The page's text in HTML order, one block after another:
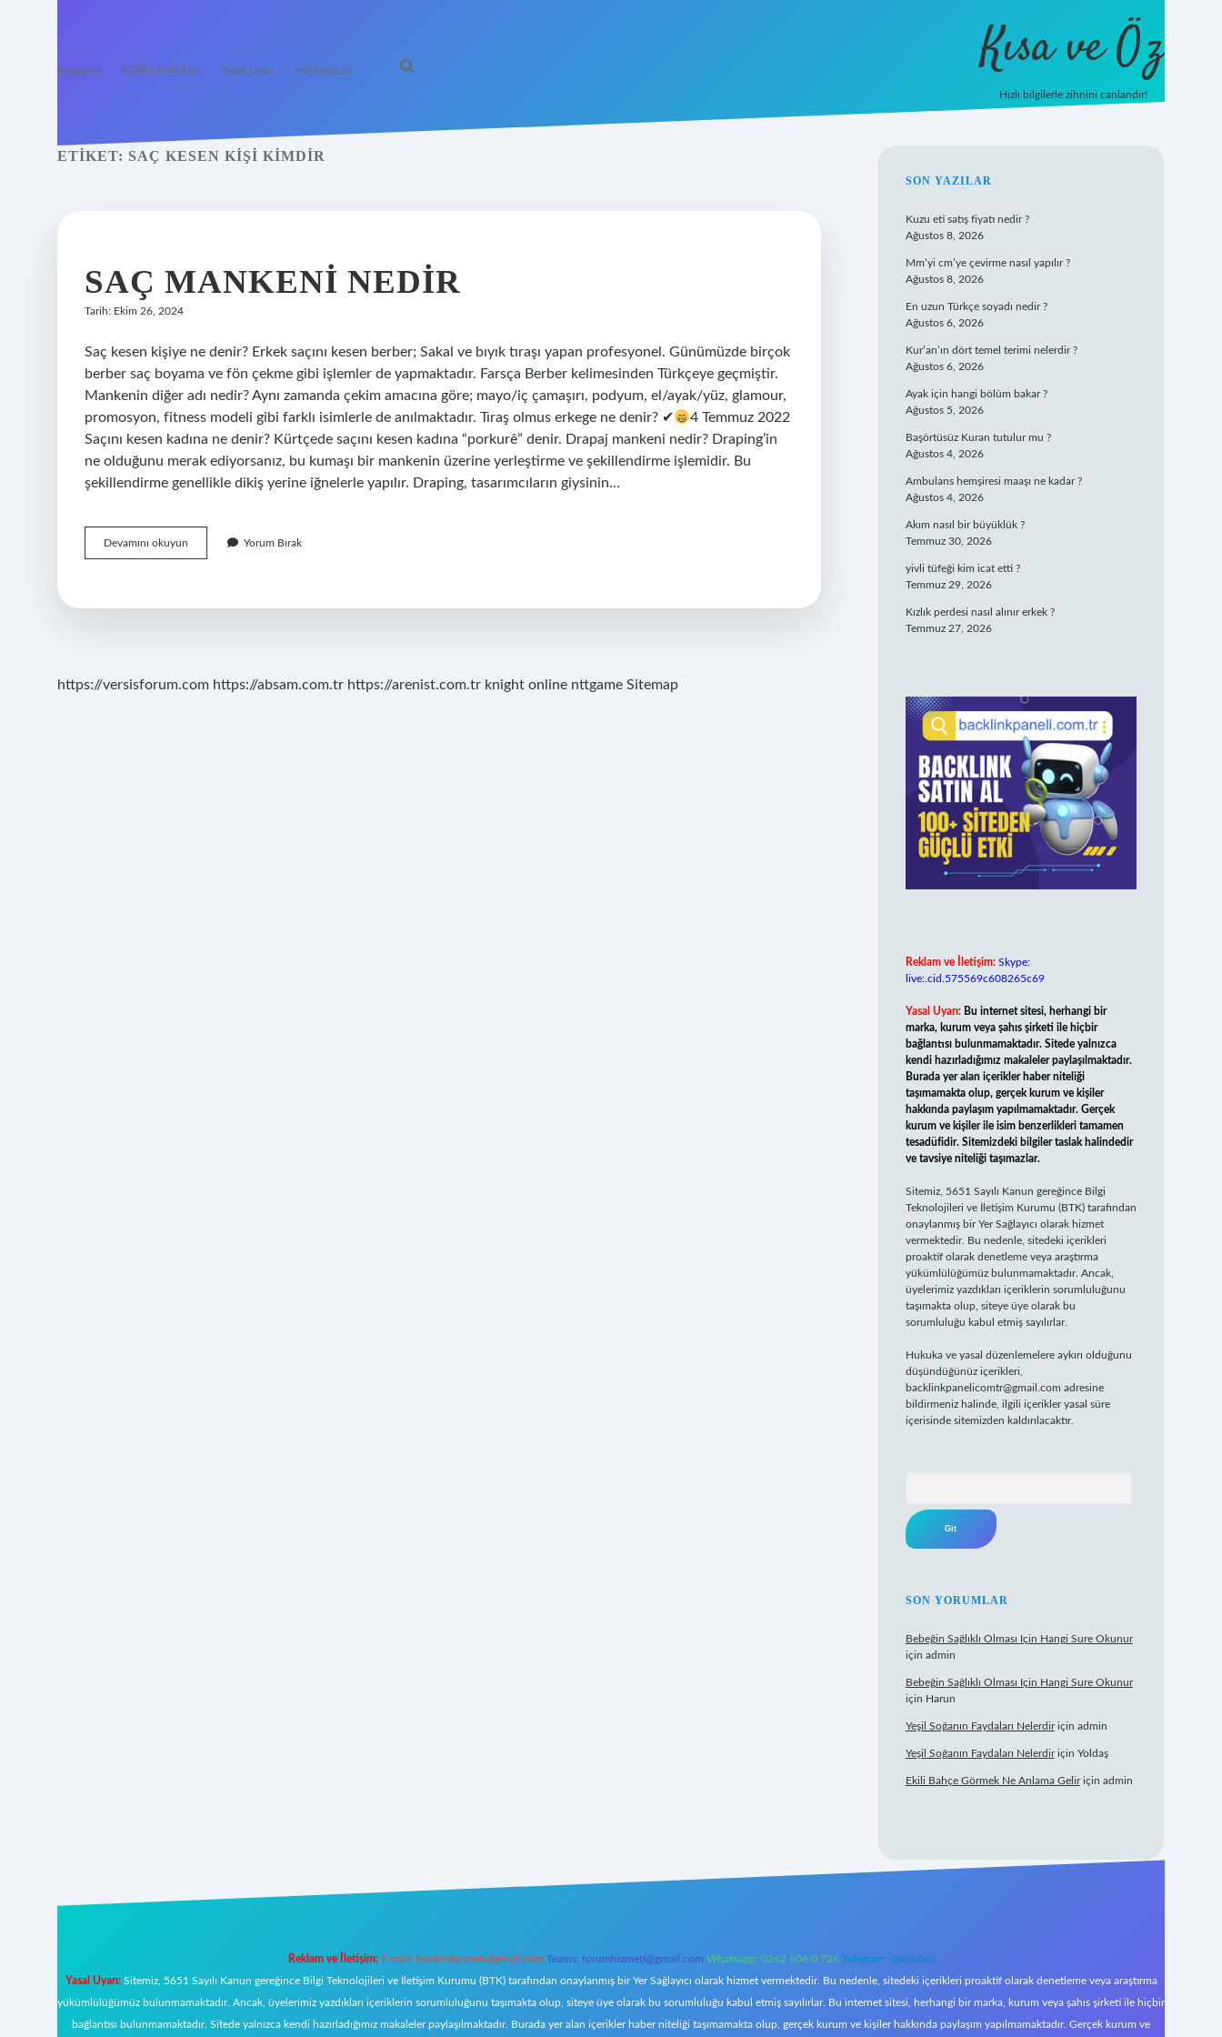
Anasayfa Gizlilik Politikası Yasal Uyarı Hakkımızda Kısa ve Öz
Hızlı bilgilerle zihnini canlandır!
ETIKET: SAÇ KESEN KIŞI KIMDIR
SAÇ MANKENI NEDIR
Tarih: Ekim 26, 2024
Saç kesen kişiye ne denir? Erkek saçını kesen berber; Sakal ve bıyık tıraşı yapan profesyonel. Günümüzde birçok
berber saç boyama ve fön çekme gibi işlemler de yapmaktadır. Farsça Berber kelimesinden Türkçeye geçmiştir.
Mankenin diğer adı nedir? Aynı zamanda çekim amacına göre; mayo/iç çamaşırı, podyum, el/ayak/yüz, glamour,
promosyon, fitness modeli gibi farklı isimlerle de anılmaktadır. Tıraş olmus erkege ne denir? ✔
4 Temmuz 2022
Saçını kesen kadına ne denir? Kürtçede saçını kesen kadına “porkurê” denir. Drapaj mankeni nedir? Draping’in
ne olduğunu merak ediyorsanız, bu kumaşı bir mankenin üzerine yerleştirme ve şekillendirme işlemidir. Bu
şekillendirme genellikle dikiş yerine iğnelerle yapılır. Draping, tasarımcıların giysinin…
Devamını okuyun
Mankeni
Yorum Bırak
https://versisforum.com https://absam.com.tr https://arenist.com.tr knight online nttgame Sitemap
SIDEBAR
SON YAZILAR
Kuzu eti satış fiyatı nedir ?
Ağustos 8, 2026
Mm’yi cm’ye çevirme nasıl yapılır ?
Ağustos 8, 2026
En uzun Türkçe soyadı nedir ?
Ağustos 6, 2026
Kur’an’ın dört temel terimi nelerdir ?
Ağustos 6, 2026
Ayak için hangi bölüm bakar ?
Ağustos 5, 2026
Başörtüsüz Kuran tutulur mu ?
Ağustos 4, 2026
Ambulans hemşiresi maaşı ne kadar ?
Ağustos 4, 2026
Akım nasıl bir büyüklük ?
Temmuz 30, 2026
yivli tüfeği kim icat etti ?
Temmuz 29, 2026
Kızlık perdesi nasıl alınır erkek ?
Temmuz 27, 2026
Reklam ve İletişim: Skype:
live:.cid.575569c608265c69
Yasal Uyarı: Bu internet sitesi, herhangi bir
marka, kurum veya şahıs şirketi ile hiçbir
bağlantısı bulunmamaktadır. Sitede yalnızca
kendi hazırladığımız makaleler paylaşılmaktadır.
Burada yer alan içerikler haber niteliği
taşımamakta olup, gerçek kurum ve kişiler
hakkında paylaşım yapılmamaktadır. Gerçek
kurum ve kişiler ile isim benzerlikleri tamamen
tesadüfidir. Sitemizdeki bilgiler taslak halindedir
ve tavsiye niteliği taşımazlar.
Sitemiz, 5651 Sayılı Kanun gereğince Bilgi
Teknolojileri ve İletişim Kurumu (BTK) tarafından
onaylanmış bir Yer Sağlayıcı olarak hizmet
vermektedir. Bu nedenle, sitedeki içerikleri
proaktif olarak denetleme veya araştırma
yükümlülüğümüz bulunmamaktadır. Ancak,
üyelerimiz yazdıkları içeriklerin sorumluluğunu
taşımakta olup, siteye üye olarak bu
sorumluluğu kabul etmiş sayılırlar.
Hukuka ve yasal düzenlemelere aykırı olduğunu
düşündüğünüz içerikleri,
backlinkpanelicomtr@gmail.com adresine
bildirmeniz halinde, ilgili içerikler yasal süre
içerisinde sitemizden kaldırılacaktır.
SON YORUMLAR
Bebeğin Sağlıklı Olması Için Hangi Sure Okunur
için admin
Bebeğin Sağlıklı Olması Için Hangi Sure Okunur
için Harun
Yeşil Soğanın Faydaları Nelerdiriçin admin
Yeşil Soğanın Faydaları Nelerdiriçin Yoldaş
Ekili Bahçe Görmek Ne Anlama Geliriçin admin
Reklam ve İletişim: E-mail: backlinkpaneli@gmail.com Teams: forumhizmeti@gmail.com Whatsapp: 0262 606 0 726 Telegram: @karabul
Yasal Uyarı:Sitemiz, 5651 Sayılı Kanun gereğince Bilgi Teknolojileri ve İletişim Kurumu (BTK) tarafından onaylanmış bir Yer Sağlayıcı olarak hizmet vermektedir. Bu nedenle, sitedeki içerikleri proaktif olarak denetleme veya araştırma
yükümlülüğümüz bulunmamaktadır. Ancak, üyelerimiz yazdıkları içeriklerin sorumluluğunu taşımakta olup, siteye üye olarak bu sorumluluğu kabul etmiş sayılırlar. Bu internet sitesi, herhangi bir marka, kurum veya şahıs şirketi ile hiçbir
bağlantısı bulunmamaktadır. Sitede yalnızca kendi hazırladığımız makaleler paylaşılmaktadır. Burada yer alan içerikler haber niteliği taşımamakta olup, gerçek kurum ve kişiler hakkında paylaşım yapılmamaktadır. Gerçek kurum ve